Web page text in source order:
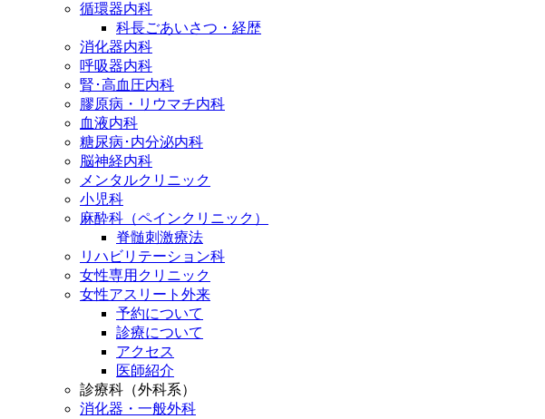
循環器内科
科長ごあいさつ・経歴
消化器内科
呼吸器内科
腎･高血圧内科
膠原病・リウマチ内科
血液内科
糖尿病･内分泌内科
脳神経内科
メンタルクリニック
小児科
麻酔科（ペインクリニック）
脊髄刺激療法
リハビリテーション科
女性専用クリニック
女性アスリート外来
予約について
診療について
アクセス
医師紹介
診療科（外科系）
消化器・一般外科